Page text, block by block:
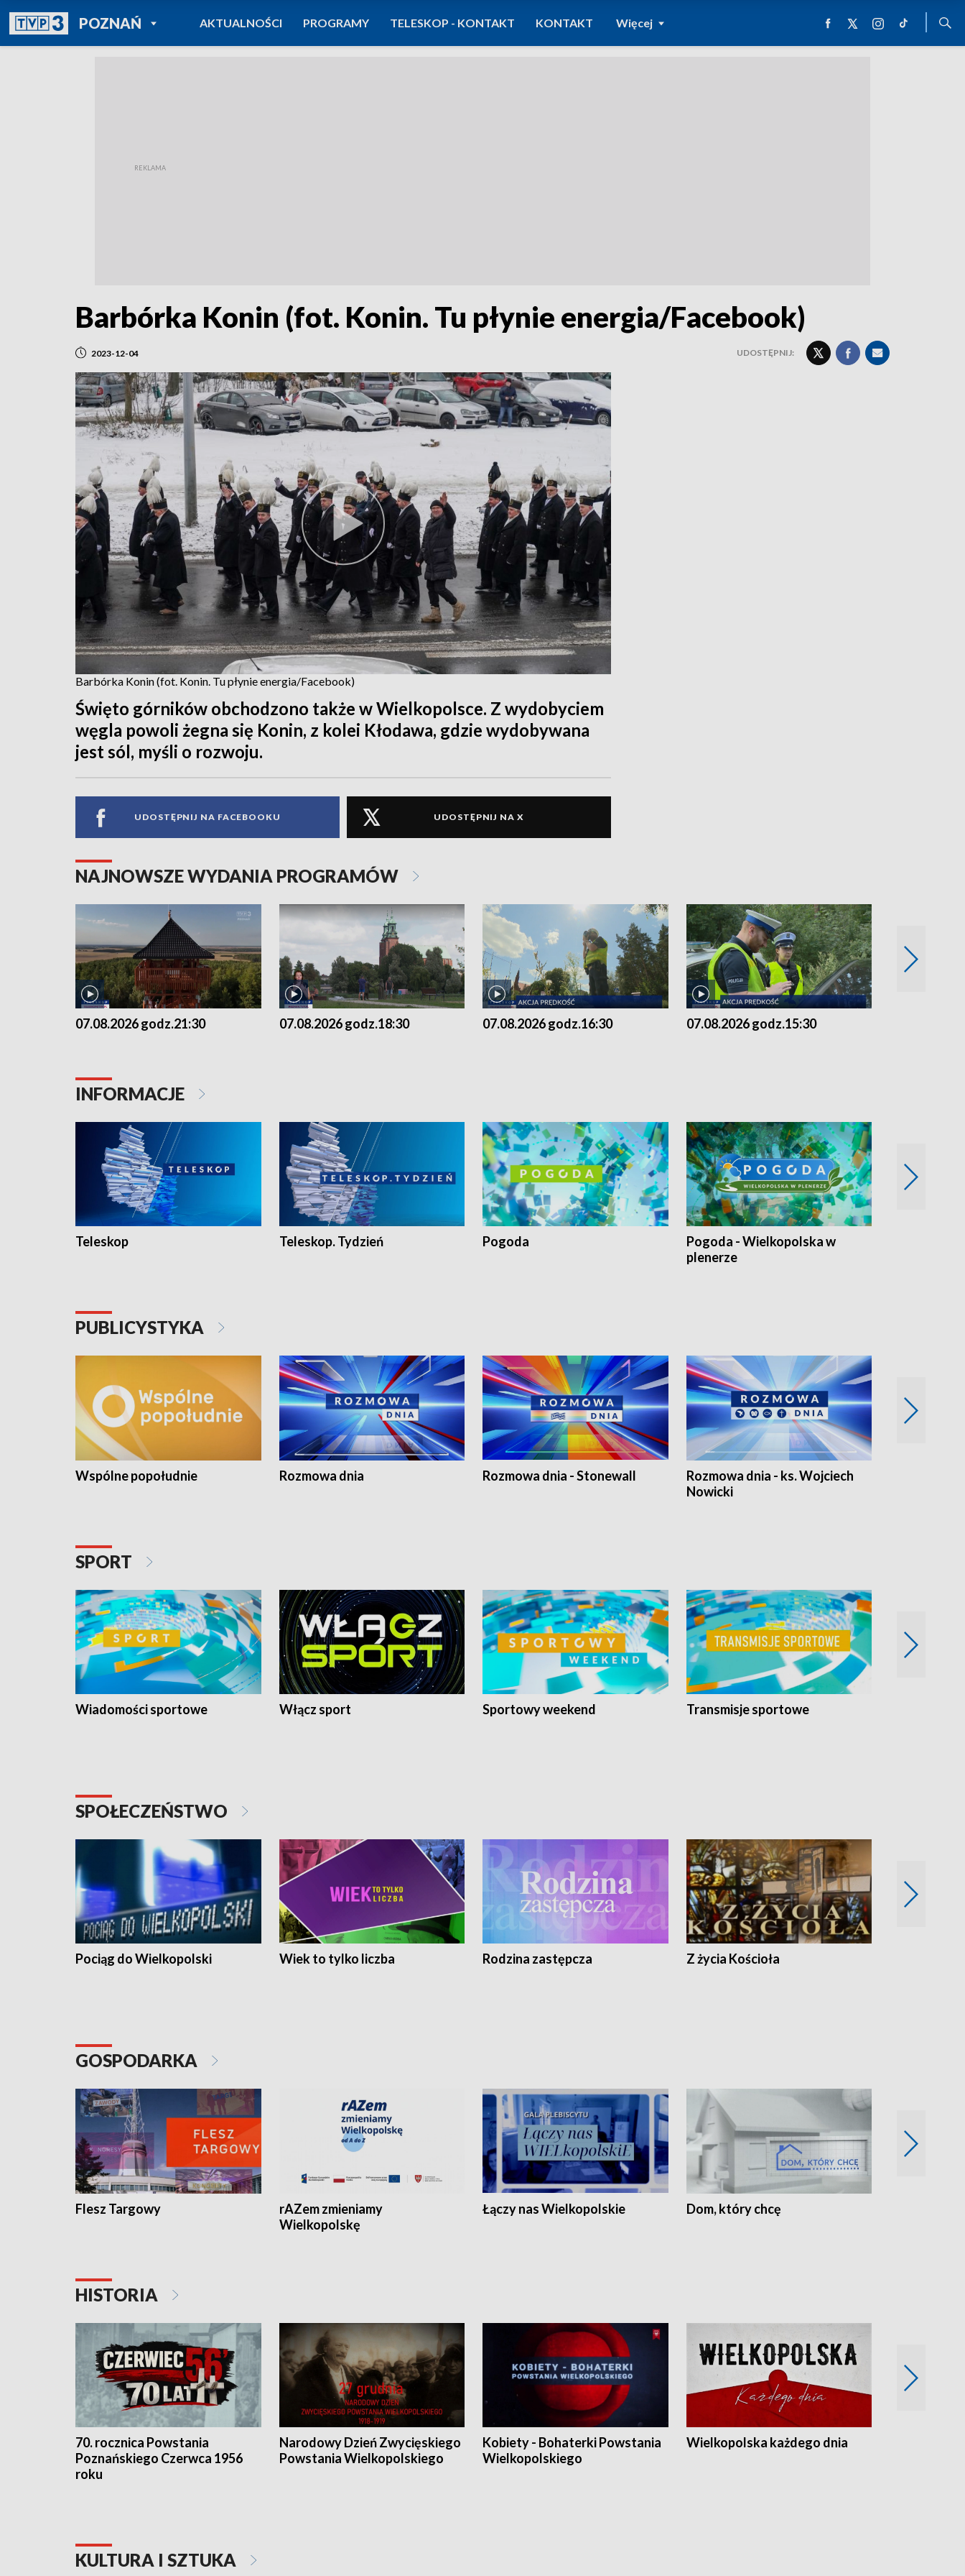
POZNAŃPOWRÓT DO
TVP REGIONY
AKTUALNOŚCI PROGRAMY TELESKOP - KONTAKT KONTAKT Więcej
Barbórka Konin (fot. Konin. Tu płynie energia/Facebook)
2023-12-04 UDOSTĘPNIJ:
Barbórka Konin (fot. Konin. Tu płynie energia/Facebook)
Święto górników obchodzono także w Wielkopolsce. Z wydobyciem
węgla powoli żegna się Konin, z kolei Kłodawa, gdzie wydobywana
jest sól, myśli o rozwoju.
UDOSTĘPNIJ NA FACEBOOKU UDOSTĘPNIJ NA X
NAJNOWSZE WYDANIA PROGRAMÓW
07.08.2026 godz.21:30 07.08.2026 godz.18:30 07.08.2026 godz.16:30 07.08.2026 godz.15:30
INFORMACJE
Teleskop Teleskop. Tydzień Pogoda
Pogoda - Wielkopolska w
plenerze
PUBLICYSTYKA
Wspólne popołudnie Rozmowa dnia Rozmowa dnia - Stonewall
Rozmowa dnia - ks. Wojciech
Nowicki
SPORT
Wiadomości sportowe Włącz sport Sportowy weekend Transmisje sportowe
SPOŁECZEŃSTWO
Pociąg do Wielkopolski Wiek to tylko liczba Rodzina zastępcza Z życia Kościoła
GOSPODARKA
Flesz Targowy
rAZem zmieniamy
Wielkopolskę
Łączy nas Wielkopolskie Dom, który chcę
HISTORIA
70. rocznica Powstania
Poznańskiego Czerwca 1956
roku
Narodowy Dzień Zwycięskiego
Powstania Wielkopolskiego
Kobiety - Bohaterki Powstania
Wielkopolskiego
Wielkopolska każdego dnia
KULTURA I SZTUKA